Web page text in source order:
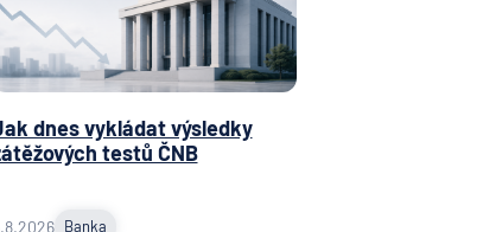
dnes vykládat výsledky
testů ČNB
Banka